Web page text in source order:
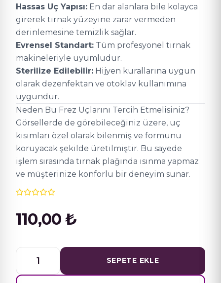
Hassas Uç Yapısı: En dar alanlara bile kolayca
girerek tırnak yüzeyine zarar vermeden
derinlemesine temizlik sağlar.
Evrensel Standart: Tüm profesyonel tırnak
makineleriyle uyumludur.
Sterilize Edilebilir: Hijyen kurallarına uygun
olarak dezenfektan ve otoklav kullanımına
uygundur.
Neden Bu Frez Uçlarını Tercih Etmelisiniz?
Görsellerde de görebileceğiniz üzere, uç
kısımları özel olarak bilenmiş ve formunu
koruyacak şekilde üretilmiştir. Bu sayede
işlem sırasında tırnak plağında ısınma yapmaz
ve müşterinize konforlu bir deneyim sunar.
110,00 ₺
FREZ
MANİKÜR
UÇ
SEPETE EKLE